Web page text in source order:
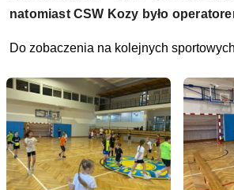
natomiast CSW Kozy było
Do zobaczenia na kolejnych